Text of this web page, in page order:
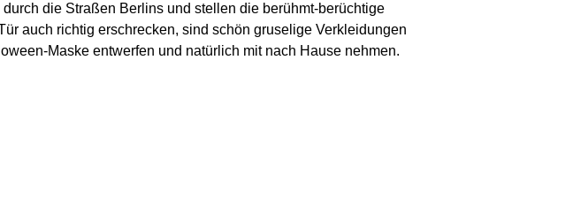
die Straßen Berlins und stellen die berühmt-berüchtige
auch richtig erschrecken, sind schön gruselige Verkleidungen
Maske entwerfen und natürlich mit nach Hause nehmen.